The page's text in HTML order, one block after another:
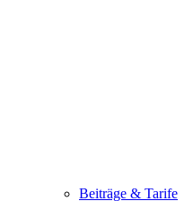
Beiträge & Tarife